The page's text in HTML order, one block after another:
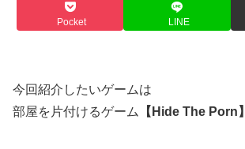
Pocket LINE
今回紹介したいゲームは
部屋を片付けるゲーム
【Hide The Porn】